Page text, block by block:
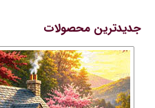
جدیدترین محصولات